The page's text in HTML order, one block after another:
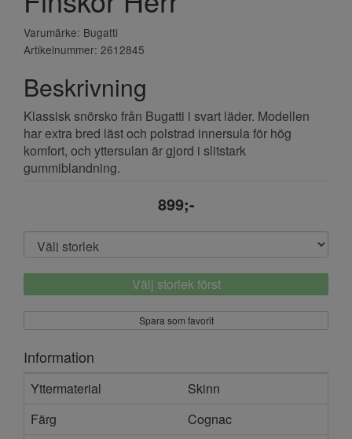
Varumärke: Bugatti
Artikelnummer: 2612845
Beskrivning
Klassisk snörsko från Bugatti i svart läder. Modellen
har extra bred läst och polstrad innersula för hög
komfort, och yttersulan är gjord i slitstark
gummiblandning.
899;-
Välj storlek först
Spara som favorit
Information
Yttermaterial
Skinn
Färg
Cognac